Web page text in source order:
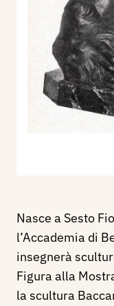
Nasce a Sesto
l’Accademia di
insegnerà
Figura alla
la scultura